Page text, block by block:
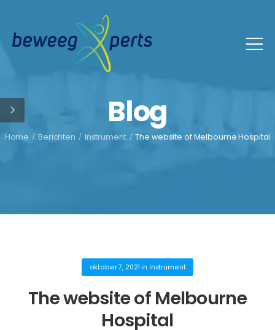
Blog
Home / Berichten / Instrument / The website of Melbourne Hospital
oktober 7, 2021 in Instrument
The website of Melbourne
Hospital